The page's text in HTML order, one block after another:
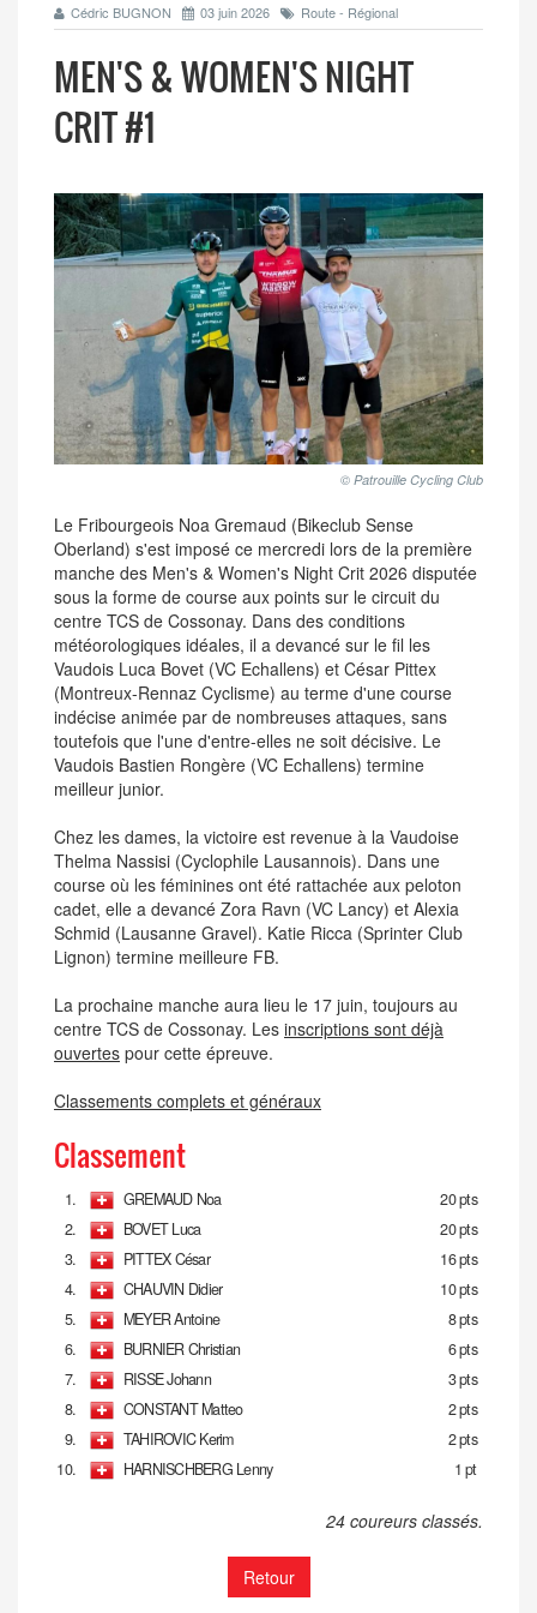
Cédric BUGNON 03 juin 2026 Route - Régional
MEN'S & WOMEN'S NIGHT
CRIT #1
© Patrouille Cycling Club
Le Fribourgeois Noa Gremaud (Bikeclub Sense
Oberland) s'est imposé ce mercredi lors de la première
manche des Men's & Women's Night Crit 2026 disputée
sous la forme de course aux points sur le circuit du
centre TCS de Cossonay. Dans des conditions
météorologiques idéales, il a devancé sur le fil les
Vaudois Luca Bovet (VC Echallens) et César Pittex
(Montreux-Rennaz Cyclisme) au terme d'une course
indécise animée par de nombreuses attaques, sans
toutefois que l'une d'entre-elles ne soit décisive. Le
Vaudois Bastien Rongère (VC Echallens) termine
meilleur junior.
Chez les dames, la victoire est revenue à la Vaudoise
Thelma Nassisi (Cyclophile Lausannois). Dans une
course où les féminines ont été rattachée aux peloton
cadet, elle a devancé Zora Ravn (VC Lancy) et Alexia
Schmid (Lausanne Gravel). Katie Ricca (Sprinter Club
Lignon) termine meilleure FB.
La prochaine manche aura lieu le 17 juin, toujours au
centre TCS de Cossonay. Les inscriptions sont déjà
ouvertes pour cette épreuve.
Classements complets et généraux
Classement
1. GREMAUD Noa
20 pts
2.
BOVET Luca
20 pts
3.
PITTEX César
16 pts
4.
CHAUVIN Didier
10 pts
5.
MEYER Antoine
8 pts
6.
BURNIER Christian
6 pts
7.
RISSE Johann
3 pts
8.
CONSTANT Matteo
2 pts
9.
TAHIROVIC Kerim
2 pts
10.
HARNISCHBERG Lenny 1 pt
24 coureurs classés.
Retour